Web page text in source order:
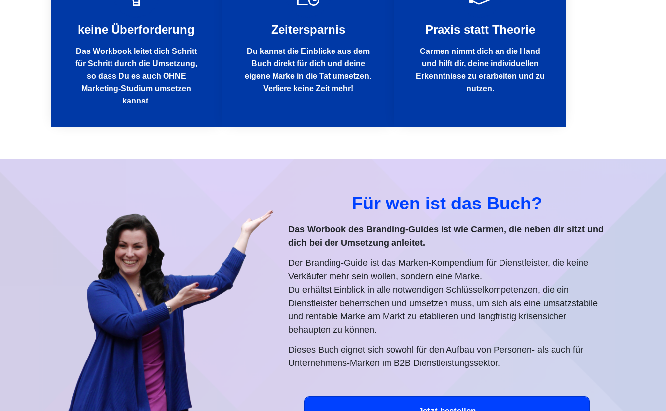
keine Überforderung
Das Workbook leitet dich Schritt
für Schritt durch die Umsetzung,
so dass Du es auch OHNE
Marketing-Studium umsetzen
kannst.
Zeitersparnis
Du kannst die Einblicke aus dem
Buch direkt für dich und deine
eigene Marke in die Tat umsetzen.
Verliere keine Zeit mehr!
Praxis statt Theorie
Carmen nimmt dich an die Hand
und hilft dir, deine individuellen
Erkenntnisse zu erarbeiten und zu
nutzen.
Für wen ist das Buch?
Das Worbook des Branding-Guides ist wie Carmen, die neben dir sitzt und
dich bei der Umsetzung anleitet.
Der Branding-Guide ist das Marken-Kompendium für Dienstleister, die keine
Verkäufer mehr sein wollen, sondern eine Marke.
Du erhältst Einblick in alle notwendigen Schlüsselkompetenzen, die ein
Dienstleister beherrschen und umsetzen muss, um sich als eine umsatzstabile
und rentable Marke am Markt zu etablieren und langfristig krisensicher
behaupten zu können.
Dieses Buch eignet sich sowohl für den Aufbau von Personen- als auch für
Unternehmens-Marken im B2B Dienstleistungssektor.